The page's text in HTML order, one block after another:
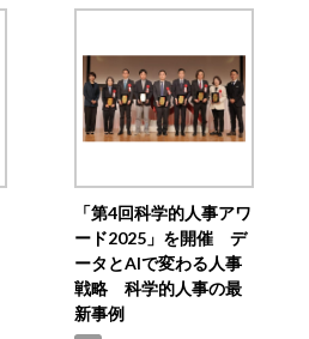
「第4回科学的人事アワ
ード2025」を開催 デ
ータとAIで変わる人事
戦略 科学的人事の最
新事例